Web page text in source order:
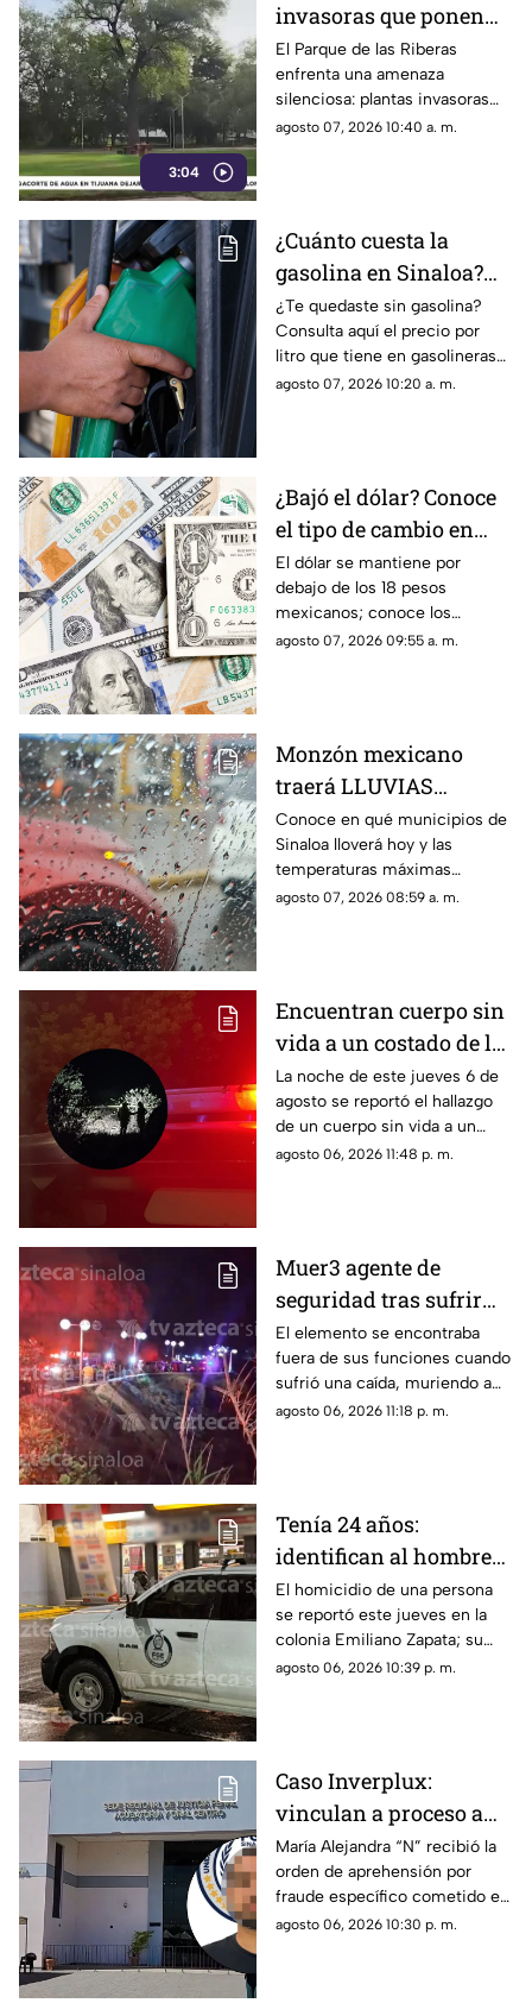
3:04
invasoras que ponen
en riesgo el Parque de
las Riberas en Culiacán
El Parque de las Riberas
enfrenta una amenaza
silenciosa: plantas invasoras
que desplazan especies
agosto 07, 2026 10:40 a. m.
¿Cuánto cuesta la
gasolina en Sinaloa?
Este es su precio hoy 7
de agosto de 2026
¿Te quedaste sin gasolina?
Consulta aquí el precio por
litro que tiene en gasolineras
de Sinaloa y en el país, hoy 7
agosto 07, 2026 10:20 a. m.
¿Bajó el dólar? Conoce
el tipo de cambio en
Sinaloa y en México
hoy 7 de agosto
El dólar se mantiene por
debajo de los 18 pesos
mexicanos; conoce los
detalles de su precio en
agosto 07, 2026 09:55 a. m.
Monzón mexicano
traerá LLUVIAS
FUERTES para Sinaloa
HOY: conoce en qué
municipios
Conoce en qué municipios de
Sinaloa lloverá hoy y las
temperaturas máximas
esperadas: este es el
agosto 07, 2026 08:59 a. m.
Encuentran cuerpo sin
vida a un costado de la
carretera Culiacán-
Eldorado, en Costa Rica
La noche de este jueves 6 de
agosto se reportó el hallazgo
de un cuerpo sin vida a un
costado de la carretera: estaba
agosto 06, 2026 11:48 p. m.
Muer3 agente de
seguridad tras sufrir
caíd4 desde el Paseo
del Centenario, en
Mazatlán
El elemento se encontraba
fuera de sus funciones cuando
sufrió una caída, muriendo a
causa de múltiples golpes
agosto 06, 2026 11:18 p. m.
Tenía 24 años:
identifican al hombre
as3sin4do en tienda de
conveniencia al sur de
Culiacán
El homicidio de una persona
se reportó este jueves en la
colonia Emiliano Zapata; su
cuerpo quedó justo en la
agosto 06, 2026 10:39 p. m.
Caso Inverplux:
vinculan a proceso a
Isaac Andrey “N” y
detienen a segunda
implicada en
megafraude
María Alejandra “N” recibió la
orden de aprehensión por
fraude específico cometido en
Sinaloa, mientras que el primer
agosto 06, 2026 10:30 p. m.